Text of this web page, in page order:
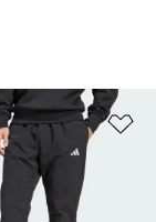
de deseos